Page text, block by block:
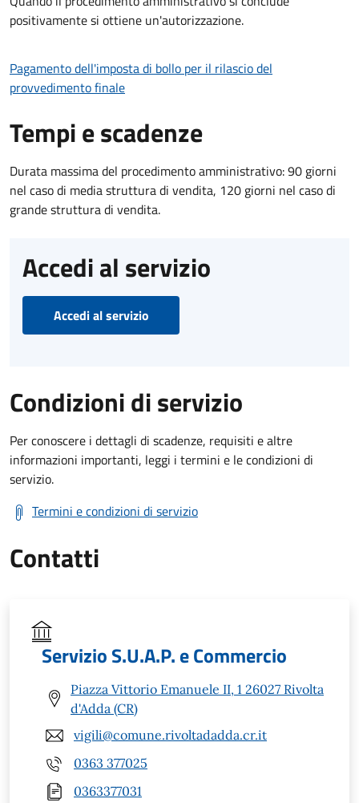
positivamente si ottiene un'autorizzazione.
Pagamento dell'imposta di bollo per il rilascio del
provvedimento finale
Tempi e scadenze
Durata massima del procedimento amministrativo: 90 giorni
nel caso di media struttura di vendita, 120 giorni nel caso di
grande struttura di vendita.
Accedi al servizio
Accedi al servizio
Condizioni di servizio
Per conoscere i dettagli di scadenze, requisiti e altre
informazioni importanti, leggi i termini e le condizioni di
servizio.
Termini e condizioni di servizio
Contatti
Servizio S.U.A.P. e Commercio
Piazza Vittorio Emanuele II, 1 26027 Rivolta
d'Adda (CR)
vigili@comune.rivoltadadda.cr.it
0363 377025
0363377031